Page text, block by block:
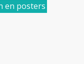
en posters